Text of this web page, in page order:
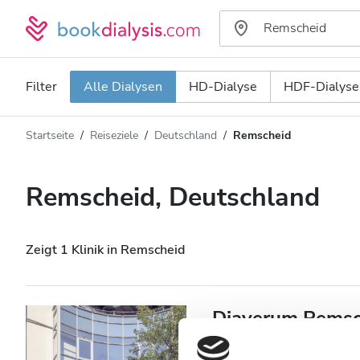
Filter Alle Dialysen HD-Dialyse HDF-Dialyse
Art der Dialyse
Alle Dialysen
HDF-Dialyse
Akzeptiert
Patienten mit HIV
Entfernung
Bewertung
Preis
Startseite Reiseziele Deutschland Remscheid
Remscheid, Deutschland
Zeigt 1 Klinik in Remscheid
Diaverum
Remscheid, Deutschland